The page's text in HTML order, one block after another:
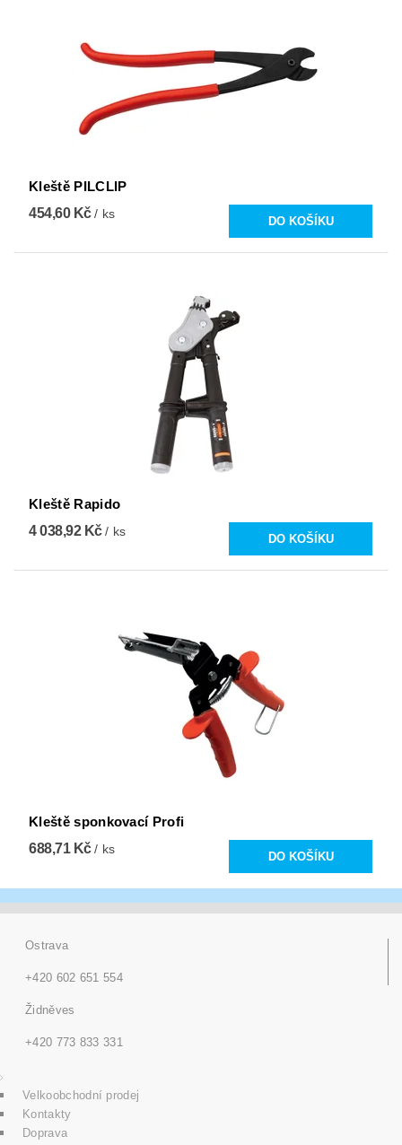
Kleště PILCLIP
454,60 Kč/ ks
Kleště Rapido
4 038,92 Kč/ ks
Kleště sponkovací Profi
688,71 Kč/ ks
Ostrava
+420 602 651 554
Židněves
+420 773 833 331
Velkoobchodní prodej
Kontakty
Doprava